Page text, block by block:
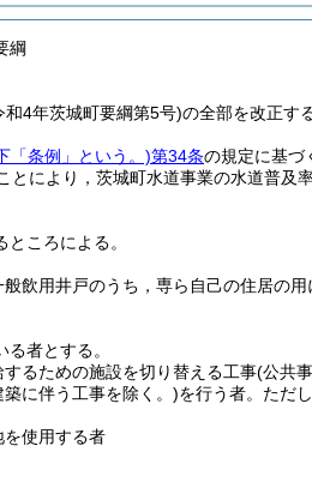
綱
4年茨城町要綱第5号)の全部を改正する
「条例」という。)第34条の規定に基づ
とにより，茨城町水道事業の水道普及
ところによる。
飲用井戸のうち，専ら自己の住居の
者とする。
るための施設を切り替える工事(公共
に伴う工事を除く。)を行う者。 ただ
使用する者